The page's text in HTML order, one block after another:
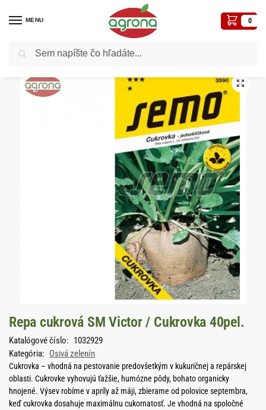
MENU 0
Domov Semená - osivá / Osivá zelenín
Repa cukrová SM Victor / Cukrovka 40pel.
Katalógové číslo: 1032929
Kategória: Osivá zelenín
Cukrovka – vhodná na pestovanie predovšetkým v kukuričnej a repárskej
oblasti. Cukrovke vyhovujú ťažšie, humózne pôdy, bohato organicky
hnojené. Výsev robíme v apríly až máji, zbierame od polovice septembra,
keď cukrovka dosahuje maximálnu cukornatosť. Je vhodná na spoločné